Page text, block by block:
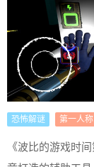
恐怖解谜 第一人称
《波比的游戏时